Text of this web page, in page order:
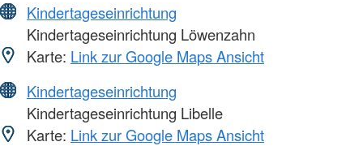
Kindertageseinrichtung
Kindertageseinrichtung Löwenzahn
Karte: Link zur Google Maps Ansicht
Kindertageseinrichtung
Kindertageseinrichtung Libelle
Karte: Link zur Google Maps Ansicht